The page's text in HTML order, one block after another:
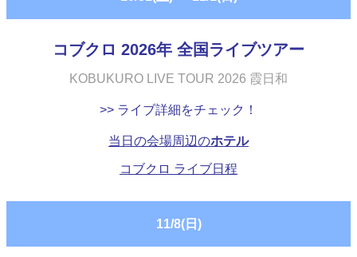
コブクロ 2026年 全国ライブツアー
KOBUKURO LIVE TOUR 2026 霞日和
>> ライブ詳細をチェック！
当日の会場周辺のホテル
コブクロ ライブ日程
11/8(日)